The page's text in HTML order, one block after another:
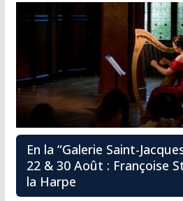
En la “Galerie Saint-
22 & 30 Août : Françoise
la Harpe